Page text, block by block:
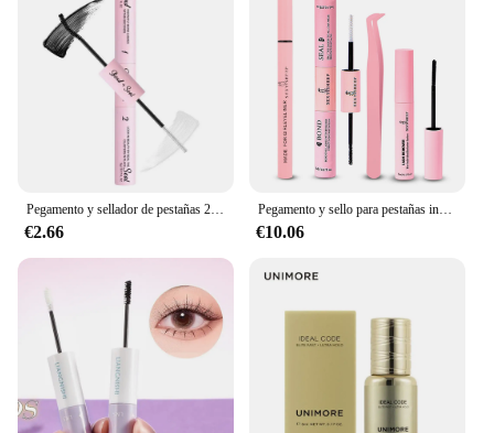
€2.66
Pegamento y sello para pestañas individuales, juego de maquillaje con delineador de ojos, superfuerte, 5ml, 10ml
€10.06